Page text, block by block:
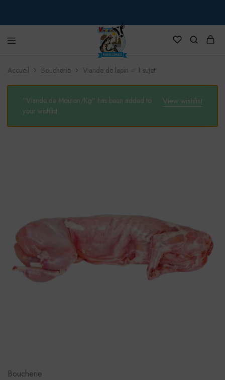
Accueil Boucherie Viande de lapin – 1 sujet
View wishlist
“Viande de Mouton/Kg” has been added to
your wishlist
Boucherie